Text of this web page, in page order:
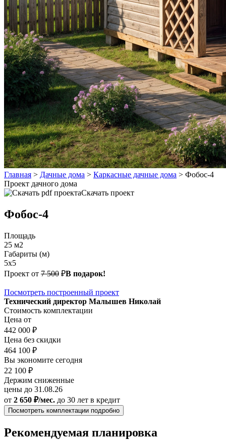
Главная > Дачные дома > Каркасные дачные дома > Фобос-4
Проект дачного дома
Скачать проект
Фобос-4
Площадь
25 м2
Габариты (м)
5х5
Проект от 7 500 ₽В подарок!
Посмотреть построенный проект
Технический директор Малышев Николай
Стоимость комплектации
Цена от
442 000 ₽
Цена без скидки
464 100 ₽
Вы экономите сегодня
22 100 ₽
Держим сниженные
цены до 31.08.26
от 2 650 ₽/мес. до 30 лет в кредит
Посмотреть комплектации подробно
Рекомендуемая планировка